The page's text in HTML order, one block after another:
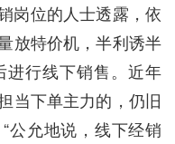
岗位的人士透露，依
放特价机，半利诱半
行线下销售。近年
当下单主力的，仍旧
公允地说，线下经销